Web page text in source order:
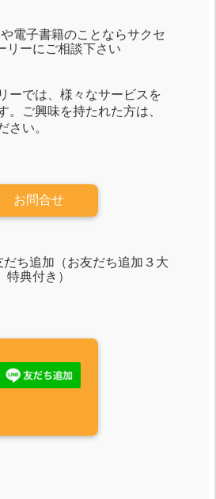
電子書籍のことならサクセ
リーにご相談下さい
ーでは、様々なサービスを
。ご興味を持たれた方は、
さい。
お問合せ
ち追加（お友だち追加３大
特典付き）